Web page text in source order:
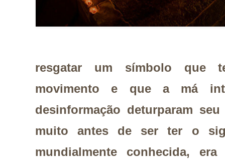
resgatar um símbolo que
movimento e que a má
desinformação deturparam
muito antes de ser ter o
mundialmente conhecida,